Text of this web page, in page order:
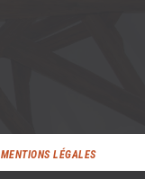
MENTIONS LÉGALES